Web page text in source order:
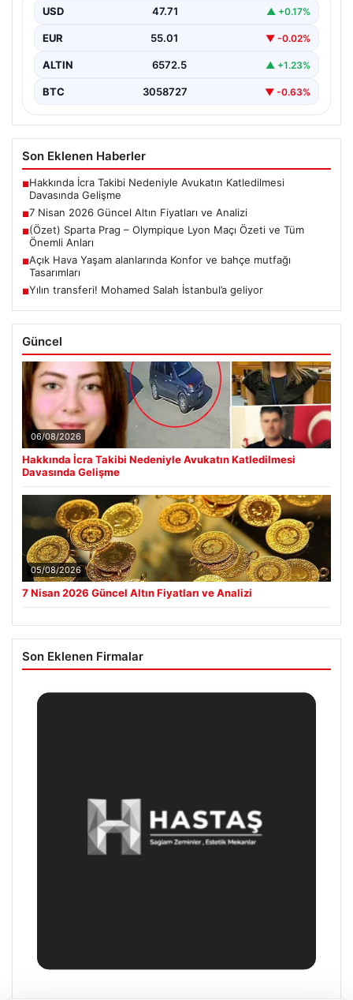
bölgesel gerilimler nedeniyle dalgalı seyirler yaşamaya
devam ediyor.…
USD 47.71 ▲ +0.17%
EUR 55.01 ▼ -0.02%
ALTIN 6572.5 ▲ +1.23%
BTC 3058727 ▼ -0.63%
Son Eklenen Haberler
■Hakkında İcra Takibi Nedeniyle Avukatın Katledilmesi
Davasında Gelişme
■7 Nisan 2026 Güncel Altın Fiyatları ve Analizi
■(Özet) Sparta Prag – Olympique Lyon Maçı Özeti ve Tüm
Önemli Anları
■Açık Hava Yaşam alanlarında Konfor ve bahçe mutfağı
Tasarımları
■Yılın transferi! Mohamed Salah İstanbul’a geliyor
Güncel
06/08/2026
Hakkında İcra Takibi Nedeniyle Avukatın Katledilmesi
Davasında Gelişme
05/08/2026
7 Nisan 2026 Güncel Altın Fiyatları ve Analizi
Son Eklenen Firmalar